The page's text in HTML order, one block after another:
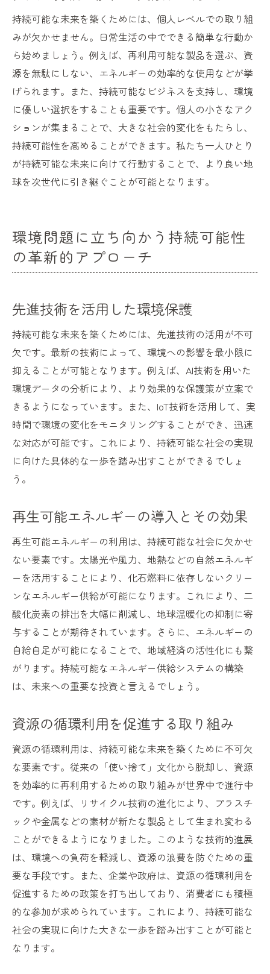
持続可能な未来を築くためには、個人レベルでの取り組
みが欠かせません。日常生活の中でできる簡単な行動か
ら始めましょう。例えば、再利用可能な製品を選ぶ、資
源を無駄にしない、エネルギーの効率的な使用などが挙
げられます。また、持続可能なビジネスを支持し、環境
に優しい選択をすることも重要です。個人の小さなアク
ションが集まることで、大きな社会的変化をもたらし、
持続可能性を高めることができます。私たち一人ひとり
が持続可能な未来に向けて行動することで、より良い地
球を次世代に引き継ぐことが可能となります。
環境問題に立ち向かう持続可能性
の革新的アプローチ
先進技術を活用した環境保護
持続可能な未来を築くためには、先進技術の活用が不可
欠です。最新の技術によって、環境への影響を最小限に
抑えることが可能となります。例えば、AI技術を用いた
環境データの分析により、より効果的な保護策が立案で
きるようになっています。また、IoT技術を活用して、実
時間で環境の変化をモニタリングすることができ、迅速
な対応が可能です。これにより、持続可能な社会の実現
に向けた具体的な一歩を踏み出すことができるでしょ
う。
再生可能エネルギーの導入とその効果
再生可能エネルギーの利用は、持続可能な社会に欠かせ
ない要素です。太陽光や風力、地熱などの自然エネルギ
ーを活用することにより、化石燃料に依存しないクリー
ンなエネルギー供給が可能になります。これにより、二
酸化炭素の排出を大幅に削減し、地球温暖化の抑制に寄
与することが期待されています。さらに、エネルギーの
自給自足が可能になることで、地域経済の活性化にも繋
がります。持続可能なエネルギー供給システムの構築
は、未来への重要な投資と言えるでしょう。
資源の循環利用を促進する取り組み
資源の循環利用は、持続可能な未来を築くために不可欠
な要素です。従来の「使い捨て」文化から脱却し、資源
を効率的に再利用するための取り組みが世界中で進行中
です。例えば、リサイクル技術の進化により、プラスチ
ックや金属などの素材が新たな製品として生まれ変わる
ことができるようになりました。このような技術的進展
は、環境への負荷を軽減し、資源の浪費を防ぐための重
要な手段です。また、企業や政府は、資源の循環利用を
促進するための政策を打ち出しており、消費者にも積極
的な参加が求められています。これにより、持続可能な
社会の実現に向けた大きな一歩を踏み出すことが可能と
なります。